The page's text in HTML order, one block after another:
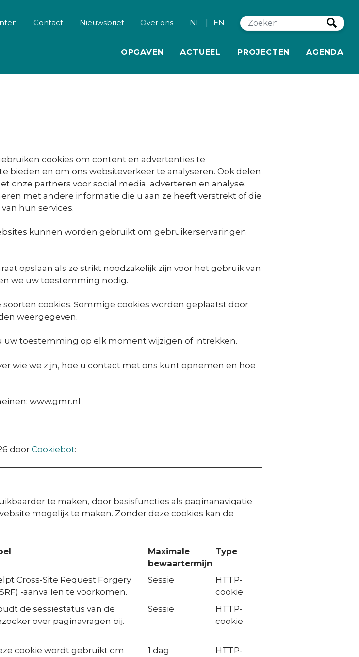
Contact Nieuwsbrief Over ons NL EN
OPGAVEN ACTUEEL PROJECTEN AGENDA
cookies om content en advertenties te
bieden en om ons websiteverkeer te analyseren. Ook delen
onze partners voor social media, adverteren en analyse.
met andere informatie die u aan ze heeft verstrekt of die
hun services.
kunnen worden gebruikt om gebruikerservaringen
opslaan als ze strikt noodzakelijk zijn voor het gebruik van
we uw toestemming nodig.
cookies. Sommige cookies worden geplaatst door
weergegeven.
uw toestemming op elk moment wijzigen of intrekken.
wie we zijn, hoe u contact met ons kunt opnemen en hoe
www.gmr.nl
door Cookiebot:
te maken, door basisfuncties als paginanavigatie
mogelijk te maken. Zonder deze cookies kan de
Maximale
bewaartermijn
Type
Cross-Site Request Forgery
-aanvallen te voorkomen.
Sessie
HTTP-
cookie
de sessiestatus van de
over paginavragen bij.
Sessie
HTTP-
cookie
cookie wordt gebruikt om
1 dag
HTTP-